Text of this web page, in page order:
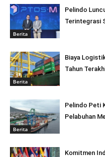
Berita
Pelindo
Terintegrasi
Berita
Biaya
Tahun
Berita
Pelindo Peti
Pelabuhan
Komitmen